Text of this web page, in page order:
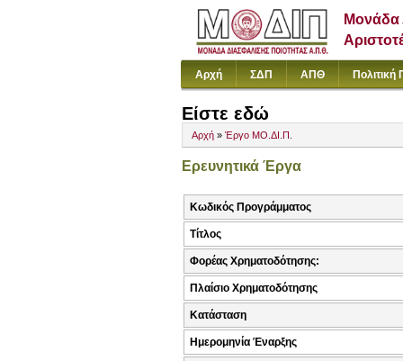
Μονάδα
Αρχή ΣΔΠ ΑΠΘ Πολιτική
Είστε εδώ
Αρχή » Έργο ΜΟ.ΔΙ.Π.
Ερευνητικά Έργα
Κωδικός Προγράμματος
Τίτλος
Φορέας Χρηματοδότησης:
Πλαίσιο Χρηματοδότησης
Κατάσταση
Ημερομηνία Έναρξης